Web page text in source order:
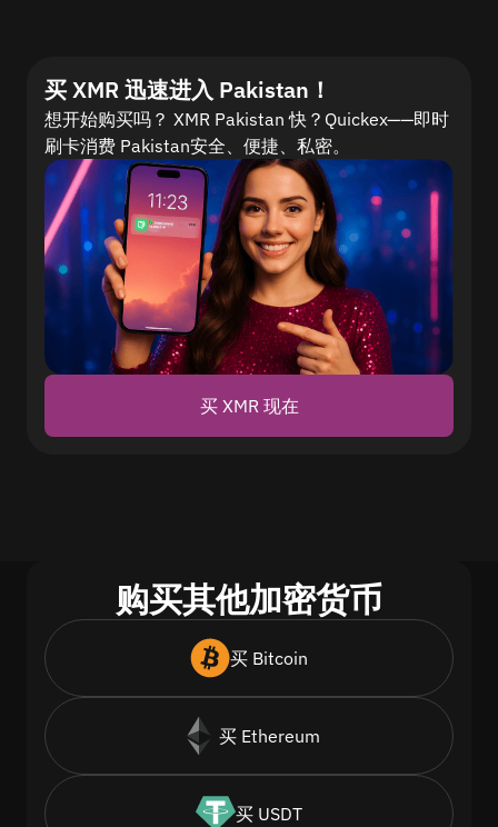
买 XMR 迅速进入 Pakistan！
想开始购买吗？ XMR Pakistan 快？Quickex——即时
刷卡消费 Pakistan安全、便捷、私密。
买 XMR 现在
购买其他加密货币
买 Bitcoin
买 Ethereum
买 USDT